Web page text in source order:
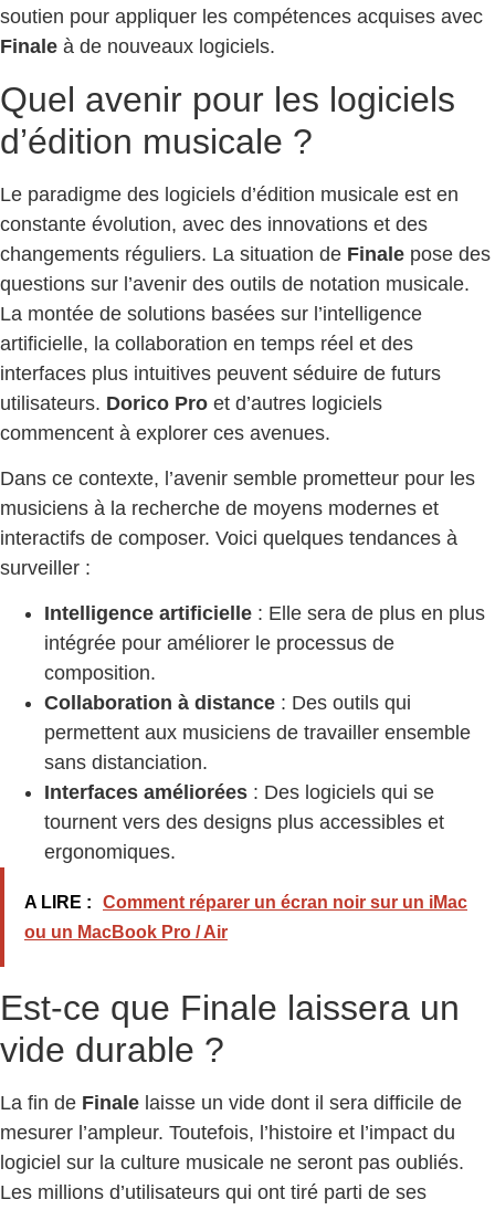
soutien pour appliquer les compétences acquises avec
Finale à de nouveaux logiciels.
Quel avenir pour les logiciels
d’édition musicale ?
Le paradigme des logiciels d’édition musicale est en
constante évolution, avec des innovations et des
changements réguliers. La situation de Finale pose des
questions sur l’avenir des outils de notation musicale.
La montée de solutions basées sur l’intelligence
artificielle, la collaboration en temps réel et des
interfaces plus intuitives peuvent séduire de futurs
utilisateurs. Dorico Pro et d’autres logiciels
commencent à explorer ces avenues.
Dans ce contexte, l’avenir semble prometteur pour les
musiciens à la recherche de moyens modernes et
interactifs de composer. Voici quelques tendances à
surveiller :
Intelligence artificielle : Elle sera de plus en plus
intégrée pour améliorer le processus de
composition.
Collaboration à distance : Des outils qui
permettent aux musiciens de travailler ensemble
sans distanciation.
Interfaces améliorées : Des logiciels qui se
tournent vers des designs plus accessibles et
ergonomiques.
A LIRE :
Comment réparer un écran noir sur un iMac
ou un MacBook Pro / Air
Est-ce que Finale laissera un
vide durable ?
La fin de Finale laisse un vide dont il sera difficile de
mesurer l’ampleur. Toutefois, l’histoire et l’impact du
logiciel sur la culture musicale ne seront pas oubliés.
Les millions d’utilisateurs qui ont tiré parti de ses